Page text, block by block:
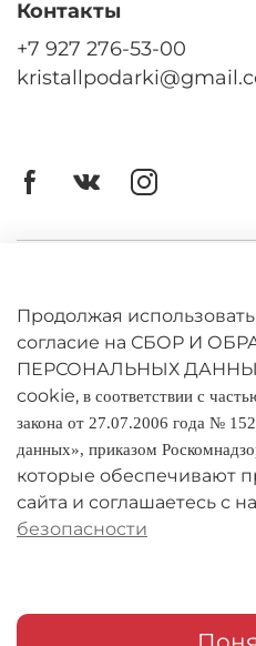
Оферта
Политика
Оплата и доставка
Условия обмена и
Реквизиты
Контакты
+7 927 276-53-00
Продолжая
согласие на СБОР И
ПЕРСОНАЛЬНЫХ ДАННЫХ
cookie, в соответствии с
закона от 27.07.2006 года №
данных», приказом
которые обеспечивают
сайта и соглашаетесь с
безопасности